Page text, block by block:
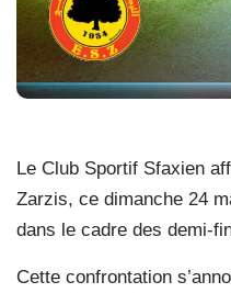
Le Club Sportif Sfaxien
Zarzis, ce dimanche 24
dans le cadre des demi-
Cette confrontation